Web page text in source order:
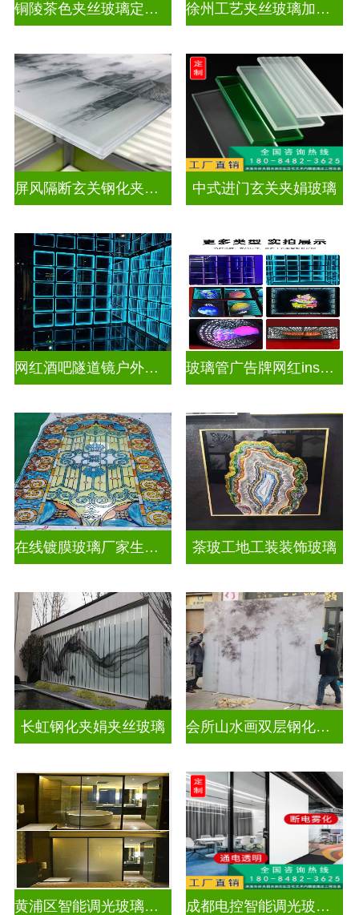
铜陵茶色夹丝玻璃定制电话 徐州工艺夹丝玻璃加工企业
屏风隔断玄关钢化夹胶艺术玻璃 中式进门玄关夹娟玻璃
网红酒吧隧道镜户外门头招牌深渊镜千层镜 玻璃管广告牌网红ins灯带造型装饰千层镜深渊镜
在线镀膜玻璃厂家生产安装 茶玻工地工装装饰玻璃
长虹钢化夹娟夹丝玻璃 会所山水画双层钢化夹胶
黄浦区智能调光玻璃公司 成都电控智能调光玻璃售价多少